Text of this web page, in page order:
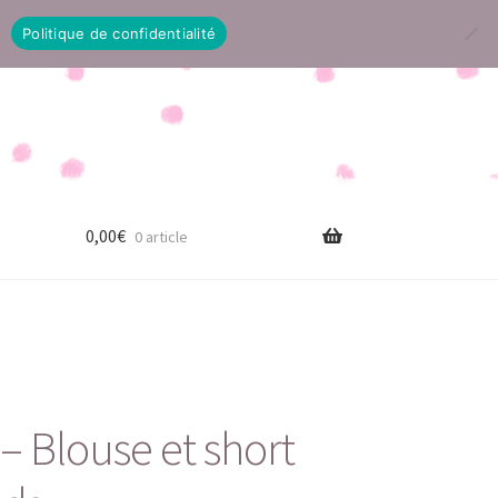
0,00€ 0 article
Blouse et short
Politique de confidentialité